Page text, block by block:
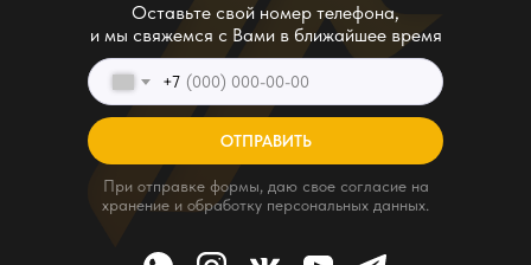
Оставьте свой номер телефона,
и мы свяжемся с Вами в ближайшее время
+7
ОТПРАВИТЬ
При отправке формы, даю свое согласие на
хранение и обработку персональных данных.